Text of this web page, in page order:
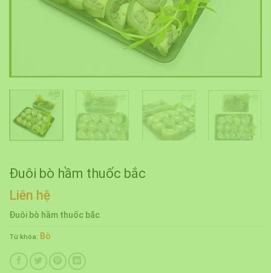
Đuôi bò hầm thuốc bắc
Liên hệ
Đuôi bò hầm thuốc bắc
Từ khóa: Bò